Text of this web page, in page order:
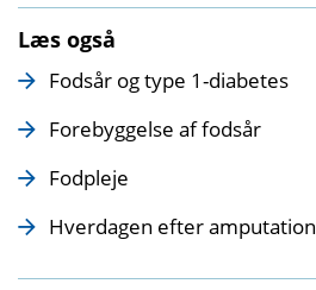
Læs også
Fodsår og type 1-diabetes
Forebyggelse af fodsår
Fodpleje
Hverdagen efter amputation